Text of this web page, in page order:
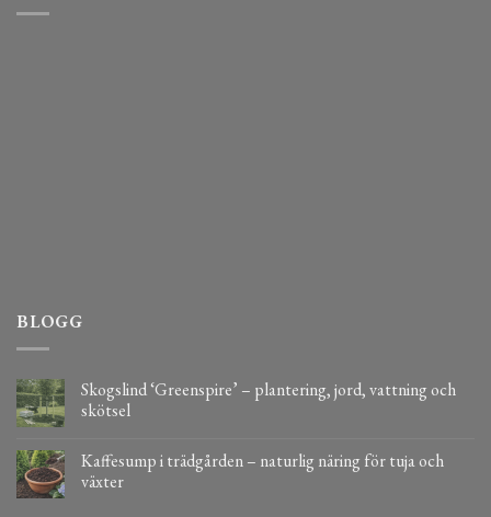
BLOGG
Skogslind ‘Greenspire’ – plantering, jord, vattning och
skötsel
Kaffesump i trädgården – naturlig näring för tuja och
växter